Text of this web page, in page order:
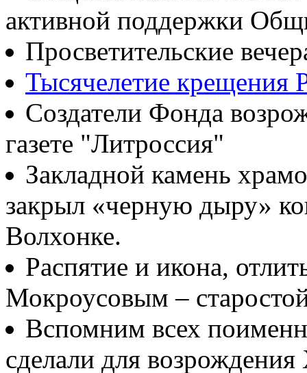
активной поддержки
Просветительские
Тысячелетие крещения
Создатели Фонда
газете "Литроссия"
Закладной камень
закрыл «черную дыру»
Волхонке.
Распятие и икона,
Мокроусовым –
Вспомним всех
сделали для